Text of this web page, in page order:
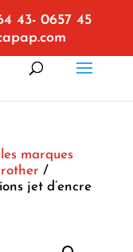
43- 0657 45
marques
/
jet d’encre